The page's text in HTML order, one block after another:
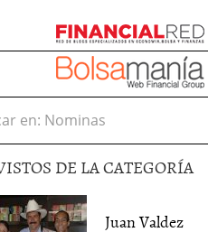
en:
DE LA CATEGORÍA
Juan Valdez